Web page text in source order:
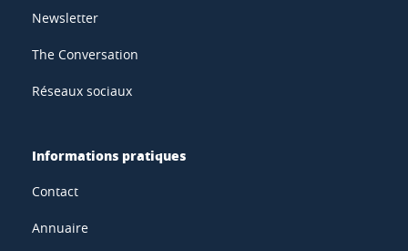
Newsletter
The Conversation
Réseaux sociaux
Informations pratiques
Contact
Annuaire